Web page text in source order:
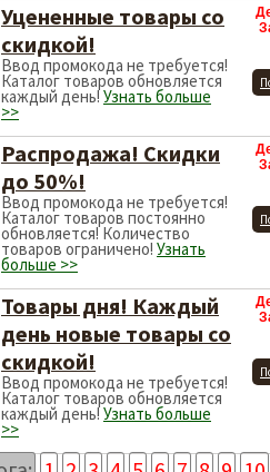
Уцененные товары со
скидкой!
Ввод промокода не требуется!
Каталог товаров обновляется
каждый день!Узнать больше
>>
Распродажа! Скидки
до 50%!
Ввод промокода не требуется!
Каталог товаров постоянно
обновляется! Количество
товаров ограничено! Узнать
больше >>
Товары дня! Каждый
день новые товары со
скидкой!
Ввод промокода не требуется!
Каталог товаров обновляется
каждый день!Узнать больше
>>